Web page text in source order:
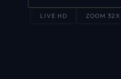
LIVE HD ZOOM 32X